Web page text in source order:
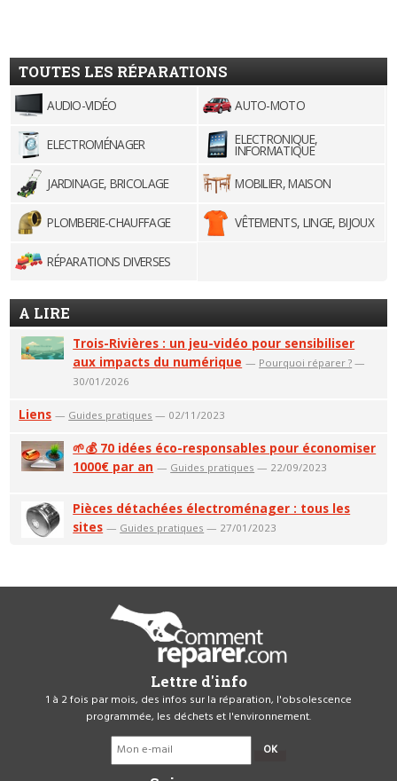
TOUTES LES RÉPARATIONS
AUDIO-VIDÉO AUTO-MOTO
ELECTROMÉNAGER ELECTRONIQUE,
INFORMATIQUE
JARDINAGE, BRICOLAGE
MOBILIER, MAISON
PLOMBERIE-CHAUFFAGE VÊTEMENTS, LINGE, BIJOUX
RÉPARATIONS DIVERSES
A LIRE
Trois-Rivières : un jeu-vidéo pour sensibiliser
aux impacts du numérique — Pourquoi réparer ? —
30/01/2026
Liens — Guides pratiques — 02/11/2023
🌱💰 70 idées éco-responsables pour économiser
1000€ par an — Guides pratiques — 22/09/2023
Pièces détachées électroménager : tous les
sites — Guides pratiques — 27/01/2023
Lettre d'info
1 à 2 fois par mois, des infos sur la réparation, l'obsolescence
programmée, les déchets et l'environnement.
OK